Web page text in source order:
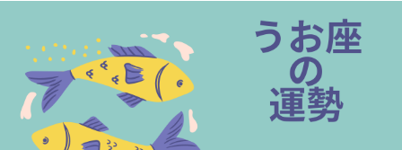
「1年や2年なら持たせてみせるみたいなね」
す。これは上念さんはどうお考えでしょう」
上念「これはだから公約通りですよね。給付付き税額控除を
やると。それと合わせて消費税の減税も考えると」